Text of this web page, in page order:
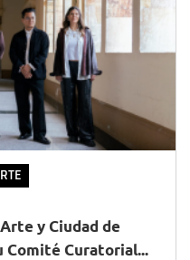
y Ciudad de
Comité Curatorial...